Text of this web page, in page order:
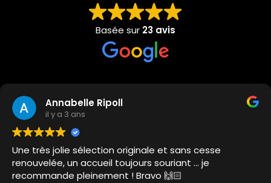
Basée sur 23 avis
Annabelle Ripoll
il y a 3 ans
Une très jolie sélection originale et sans cesse
renouvelée, un accueil toujours souriant … je
recommande pleinement ! Bravo 🙌🏻